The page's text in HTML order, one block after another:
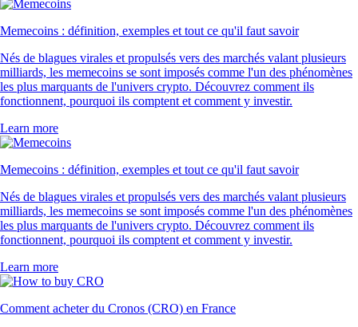
Memecoins : définition, exemples et tout ce qu'il faut savoir
Nés de blagues virales et propulsés vers des marchés valant plusieurs
milliards, les memecoins se sont imposés comme l'un des phénomènes
les plus marquants de l'univers crypto. Découvrez comment ils
fonctionnent, pourquoi ils comptent et comment y investir.
Learn more
Memecoins : définition, exemples et tout ce qu'il faut savoir
Nés de blagues virales et propulsés vers des marchés valant plusieurs
milliards, les memecoins se sont imposés comme l'un des phénomènes
les plus marquants de l'univers crypto. Découvrez comment ils
fonctionnent, pourquoi ils comptent et comment y investir.
Learn more
Comment acheter du Cronos (CRO) en France